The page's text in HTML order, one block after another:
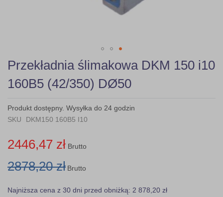
Skip
to
the
beginning
the
images
Przekładnia ślimakowa DKM 150 i10
160B5 (42/350) DØ50
Produkt dostępny. Wysyłka do 24 godzin
SKU
DKM150 160B5 I10
2446,47 zł Brutto
2878,20 zł Brutto
Najniższa cena z 30 dni przed obniżką: 2 878,20 zł